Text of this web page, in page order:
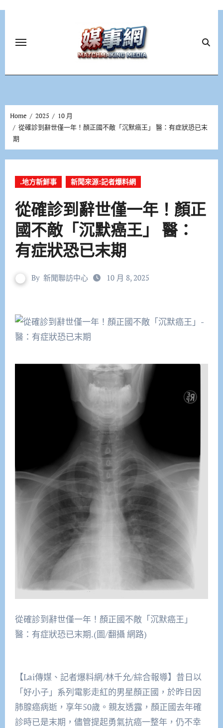
Home 2025
10 月
從確診到辭世僅一年！顏正國不敵「沉默癌王」 醫：有症狀恐已末
期
.地方新鮮事 新聞來源:記者爆料網
從確診到辭世僅一年！顏正
國不敵「沉默癌王」 醫：
有症狀恐已末期
By 新聞聯訪中心 10 月 8, 2025
從確診到辭世僅一年！顏正國不敵「沉默癌王」
醫：有症狀恐已末期.(圖/翻攝 網路)
【Lai傳媒、記者爆料網/林千允/綜合報導】昔日以
「好小子」系列電影走紅的男星顏正國，於昨日因
肺腺癌病逝，享年50歲。親友透露，顏正國去年確
診時已是末期，儘管提起勇氣抗癌一整年，仍不幸